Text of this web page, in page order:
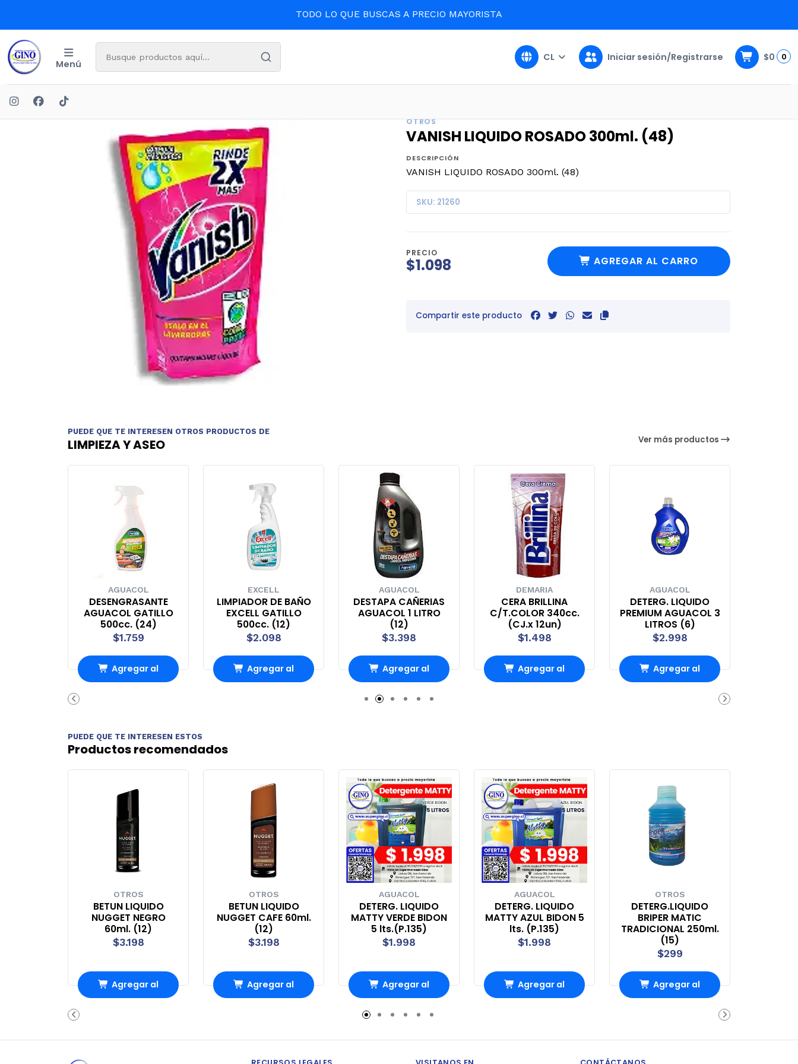
TODO LO QUE BUSCAS A PRECIO MAYORISTA
Menú
CL Iniciar sesión/Registrarse $0 0
OTROS
VANISH LIQUIDO ROSADO 300ml. (48)
DESCRIPCIÓN
VANISH LIQUIDO ROSADO 300ml. (48)
SKU: 21260
PRECIO
$1.098 AGREGAR AL CARRO
Compartir este producto
PUEDE QUE TE INTERESEN OTROS PRODUCTOS DE
LIMPIEZA Y ASEO Ver más productos
AGUACOL
DESENGRASANTE
AGUACOL GATILLO
500cc. (24)
$1.759
Agregar al
EXCELL
LIMPIADOR DE BAÑO
EXCELL GATILLO
500cc. (12)
$2.098
Agregar al
AGUACOL
DESTAPA CAÑERIAS
AGUACOL 1 LITRO
(12)
$3.398
Agregar al
Carro
DEMARIA
CERA BRILLINA
C/T.COLOR 340cc.
(CJ.x 12un)
$1.498
Agregar al
AGUACOL
DETERG. LIQUIDO
PREMIUM AGUACOL 3
LITROS (6)
$2.998
Agregar al
PUEDE QUE TE INTERESEN ESTOS
Productos recomendados
OTROS
BETUN LIQUIDO
NUGGET NEGRO
60ml. (12)
$3.198
Agregar al
OTROS
BETUN LIQUIDO
NUGGET CAFE 60ml.
(12)
$3.198
Agregar al
AGUACOL
DETERG. LIQUIDO
MATTY VERDE BIDON
5 lts.(P.135)
$1.998
Agregar al
Carro
AGUACOL
DETERG. LIQUIDO
MATTY AZUL BIDON 5
lts. (P.135)
$1.998
Agregar al
OTROS
DETERG.LIQUIDO
BRIPER MATIC
TRADICIONAL 250ml.
(15)
$299
Agregar al